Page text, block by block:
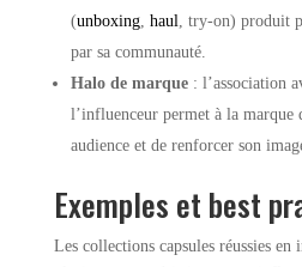
(unboxing, haul, try-on) produit
par sa communauté.
Halo de marque: l’association
l’influenceur permet à la marque
audience et de renforcer son
Exemples et best
Les collections capsules réussies en